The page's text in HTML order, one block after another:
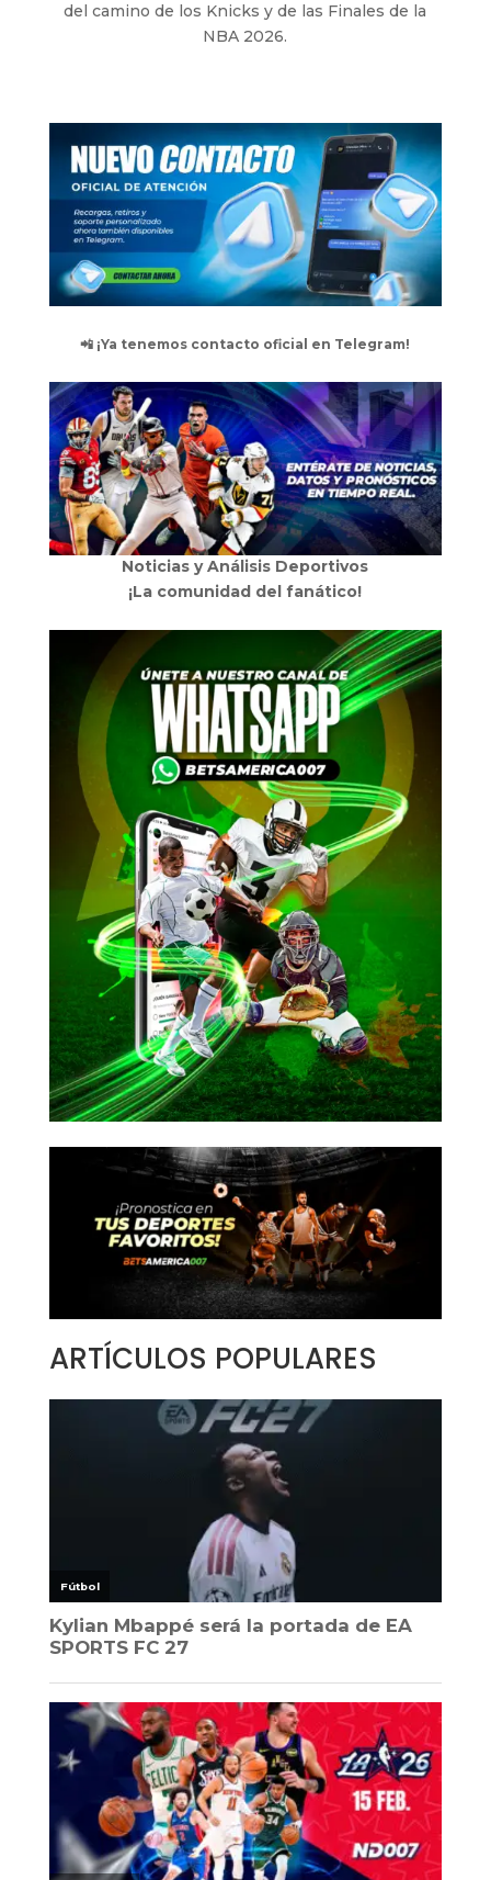
del camino de los Knicks y de las Finales de la
NBA 2026.
📲 ¡Ya tenemos contacto oficial en Telegram!
Noticias y Análisis Deportivos
¡La comunidad del fanático!
ARTÍCULOS POPULARES